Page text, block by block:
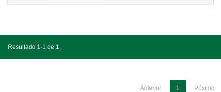
Resultado 1-1 de 1.
Anterior 1 Póximo